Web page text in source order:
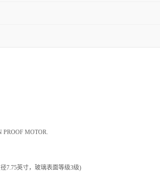
MOTOR.
7.75英寸，玻璃表面等级3级)